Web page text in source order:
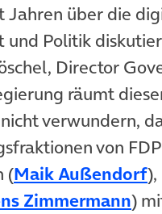
neuem Tab)
Jahren über die
Politik
Director
räumt
verwundern,
von
(Maik Außendorf),
Tab)Zimmermann)